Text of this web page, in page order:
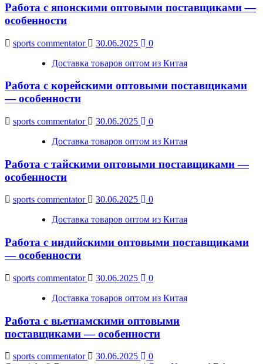
Работа с японскими оптовыми поставщиками —
особенности
sports commentator 30.06.2025
0
Доставка товаров оптом из Китая
Работа с корейскими оптовыми поставщиками
— особенности
sports commentator 30.06.2025
0
Доставка товаров оптом из Китая
Работа с тайскими оптовыми поставщиками —
особенности
sports commentator 30.06.2025
0
Доставка товаров оптом из Китая
Работа с индийскими оптовыми поставщиками
— особенности
sports commentator 30.06.2025
0
Доставка товаров оптом из Китая
Работа с вьетнамскими оптовыми
поставщиками — особенности
sports commentator 30.06.2025
0